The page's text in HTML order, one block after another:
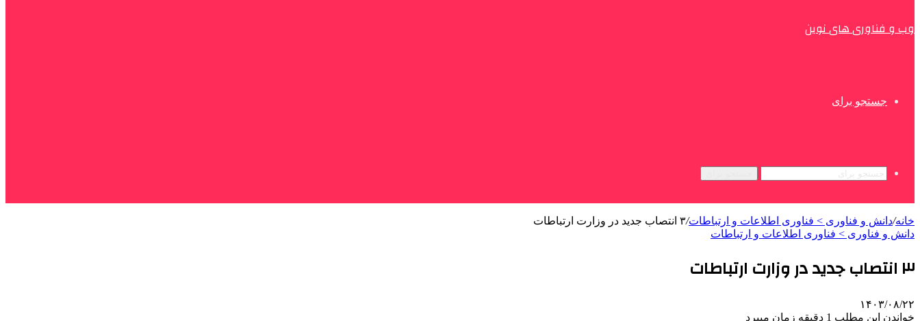
وب و فناوری های نوین
جستجو برای
خانه/دانش و فناوری > فناوری اطلاعات و ارتباطات/۳ انتصاب جدید در وزارت ارتباطات
دانش و فناوری > فناوری اطلاعات و ارتباطات
۳ انتصاب جدید در وزارت ارتباطات
۱۴۰۳/۰۸/۲۲
خواندن این مطلب 1 دقیقه زمان میبرد